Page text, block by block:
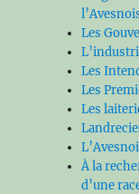
Les
Les
Les
Les
À la
d’une